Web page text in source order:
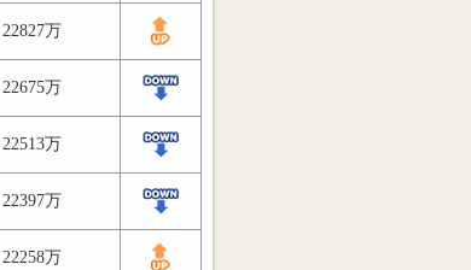
22827万
22675万
22513万
22397万
22258万